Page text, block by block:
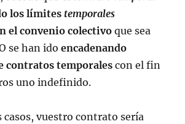
los límites temporales
el convenio colectivo que sea
se han idoencadenando
contratos temporales con el fin
uno indefinido.
casos, vuestro contrato sería